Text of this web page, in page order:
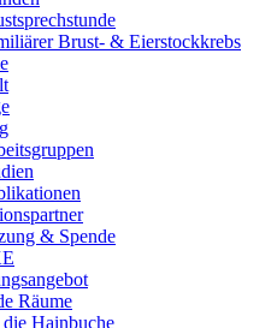
Brust- & Eierstockkrebs
& Spende
Räume
Hainbuche